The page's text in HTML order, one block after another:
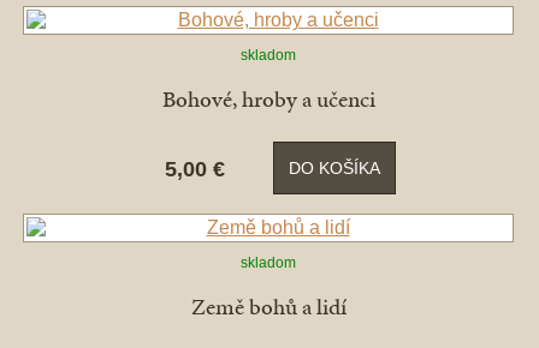
skladom
Bohové, hroby a učenci
5,00 € DO KOŠÍKA
skladom
Země bohů a lidí